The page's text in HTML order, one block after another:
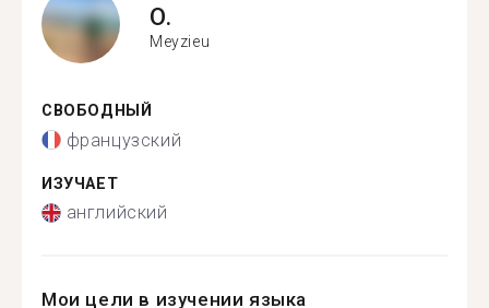
O.
Meyzieu
СВОБОДНЫЙ
французский
ИЗУЧАЕТ
английский
Мои цели в изучении языка